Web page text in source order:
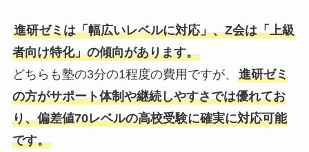
進研ゼミは「幅広いレベルに対応」、Z会は「上級
者向け特化」の傾向があります。
どちらも塾の3分の1程度の費用ですが、 進研ゼミ
の方がサポート体制や継続しやすさでは優れてお
り、偏差値70レベルの高校受験に確実に対応可能
です。